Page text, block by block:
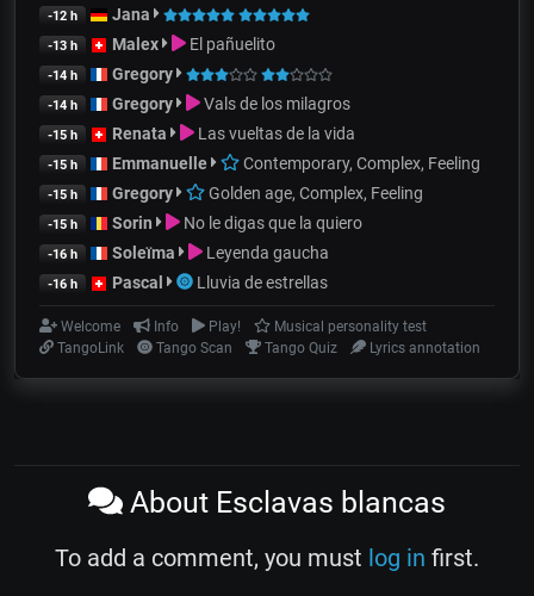
-12 h Jana
-13 h Malex El pañuelito
-14 h Gregory
-14 h Gregory Vals de los milagros
-15 h Renata Las vueltas de la vida
-15 h Emmanuelle Contemporary, Complex, Feeling
-15 h Gregory Golden age, Complex, Feeling
-15 h Sorin No le digas que la quiero
-16 h Soleïma Leyenda gaucha
-16 h Pascal Lluvia de estrellas
Welcome Info Play!
Musical personality test
TangoLink
Tango Scan Tango Quiz Lyrics annotation
About Esclavas blancas
To add a comment, you must log in first.